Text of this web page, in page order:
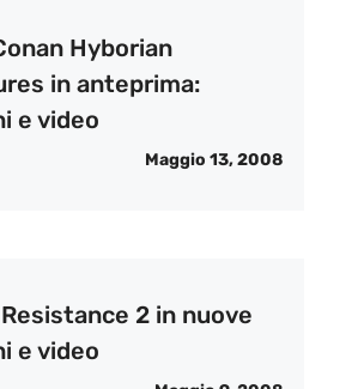
Hyborian
in anteprima:
e video
Maggio 13, 2008
Resistance 2 in nuove
e video